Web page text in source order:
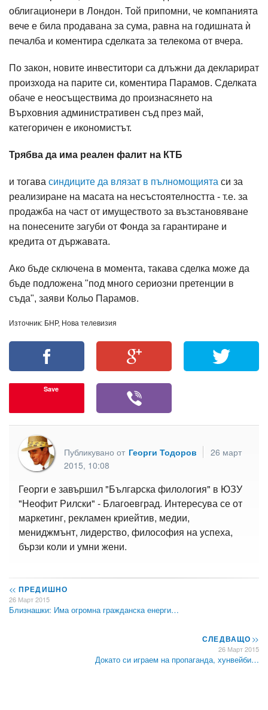
облигационери в Лондон. Той припомни, че компанията
вече е била продавана за сума, равна на годишната ѝ
печалба и коментира сделката за телекома от вчера.
По закон, новите инвеститори са длъжни да декларират
произхода на парите си, коментира Парамов. Сделката
обаче е неосъществима до произнасянето на
Върховния административен съд през май,
категоричен е икономистът.
Трябва да има реален фалит на КТБ
и тогава синдиците да влязат в пълномощията си за
реализиране на масата на несъстоятелността - т.е. за
продажба на част от имуществото за възстановяване
на понесените загуби от Фонда за гарантиране и
кредита от държавата.
Ако бъде сключена в момента, такава сделка може да
бъде подложена "под много сериозни претенции в
съда", заяви Кольо Парамов.
Източник: БНР, Нова телевизия
Save
Публикувано от Георги Тодоров
26 март
2015, 10:08
Георги е завършил "Българска филология" в ЮЗУ
"Неофит Рилски" - Благоевград. Интересува се от
маркетинг, рекламен криейтив, медии,
мениджмънт, лидерство, философия на успеха,
бързи коли и умни жени.
<< ПРЕДИШНО
26 Март 2015
Близнашки: Има огромна гражданска енерги…
СЛЕДВАЩО>>
26 Март 2015
Докато си играем на пропаганда, хунвейби…